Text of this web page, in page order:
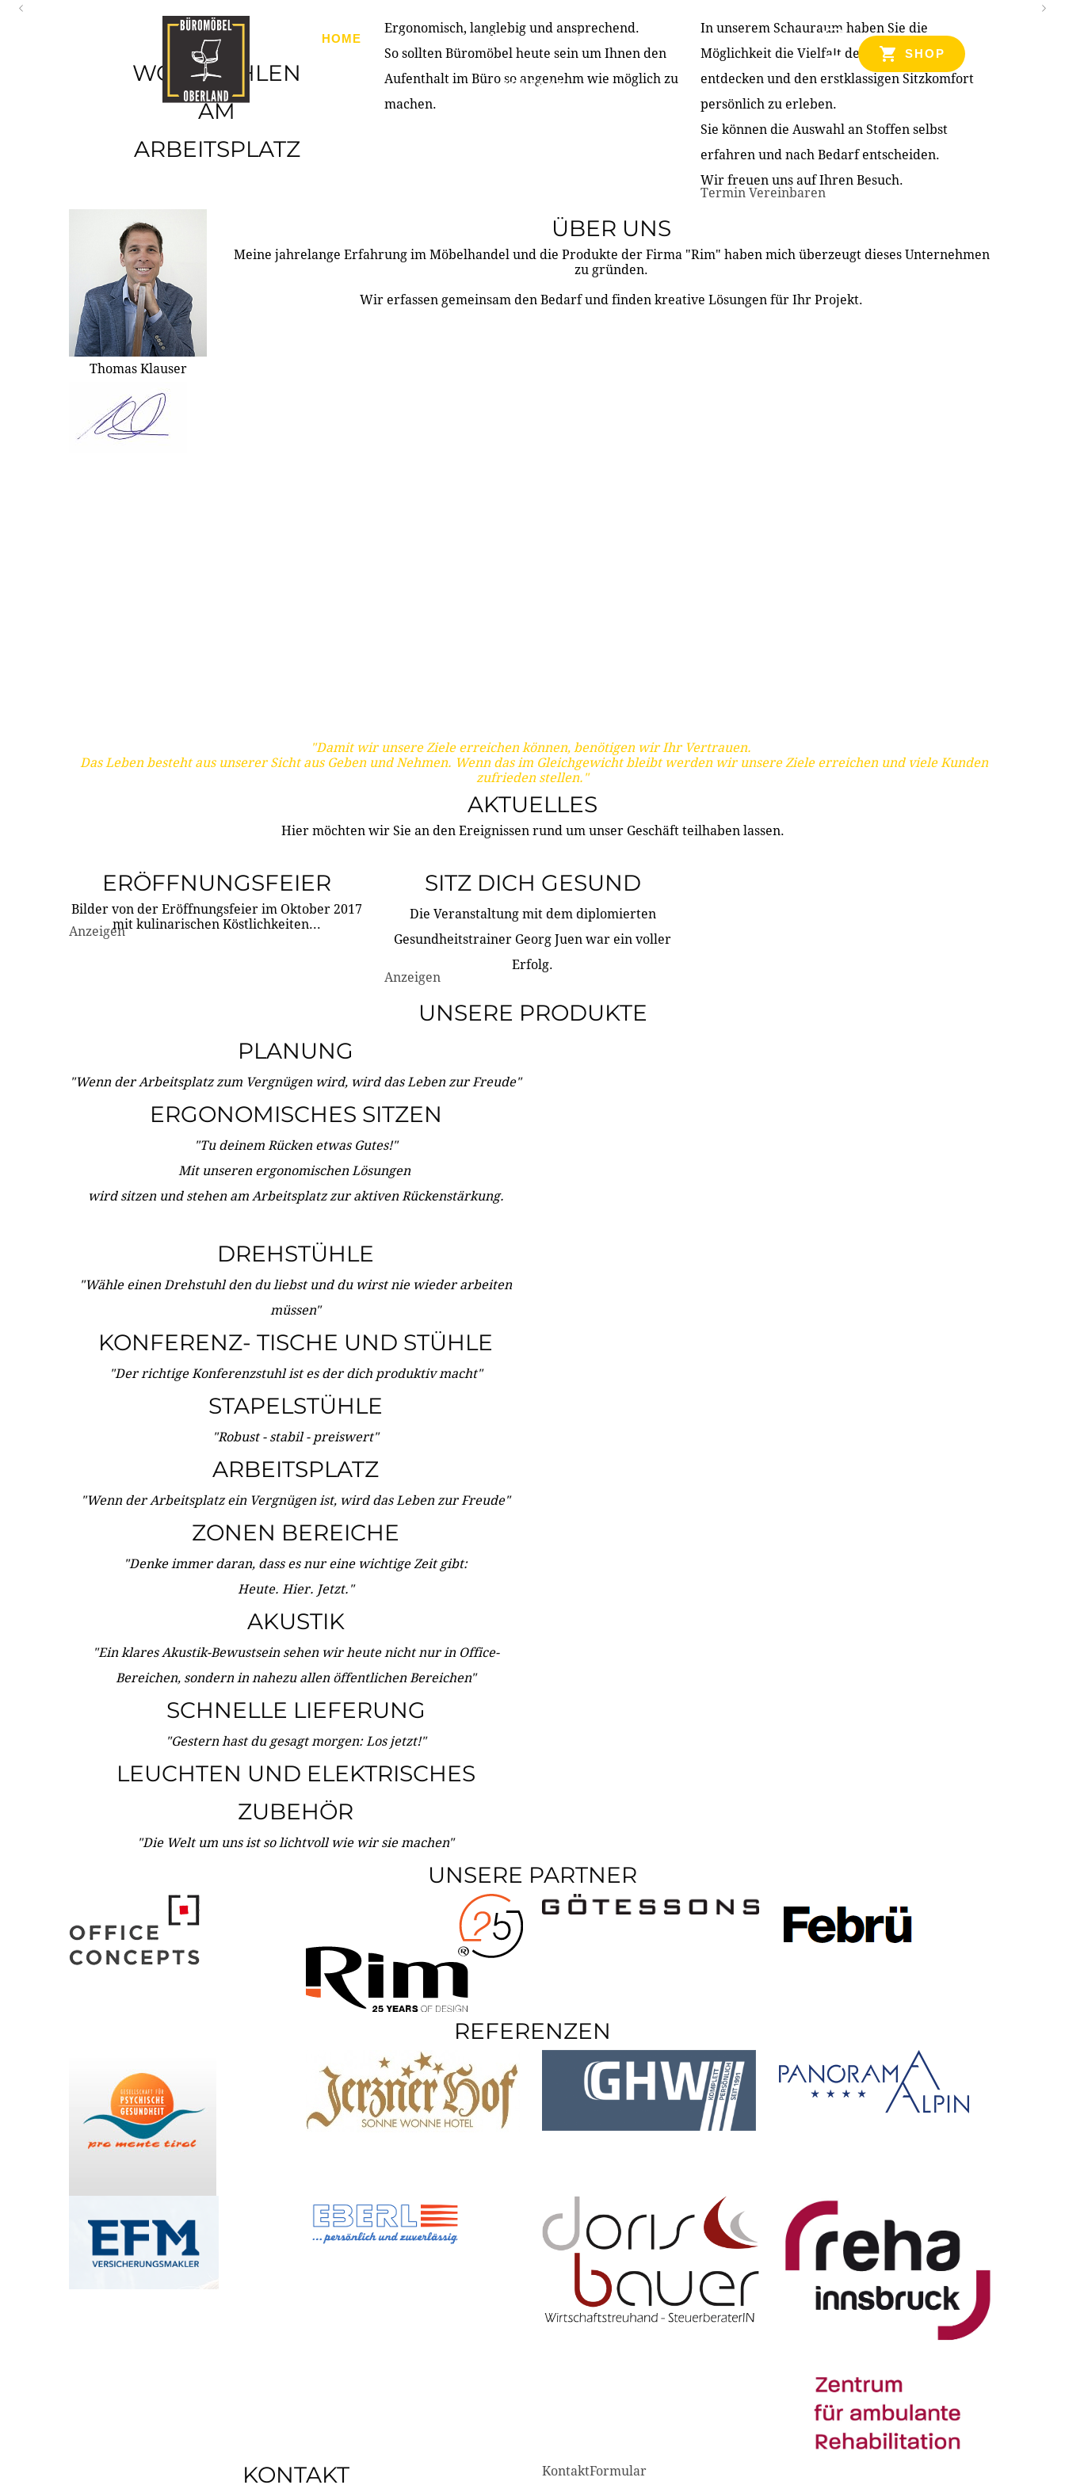
HOME PRODUKTE ÜBER UNS PARTNER & REFERENZEN
KONTAKT
SHOP
WOHLFÜHLEN
AM
ARBEITSPLATZ
Ergonomisch, langlebig und ansprechend.
So sollten Büromöbel heute sein um Ihnen den
Aufenthalt im Büro so angenehm wie möglich zu
machen.
In unserem Schauraum haben Sie die
Möglichkeit die Vielfalt der Produkte zu
entdecken und den erstklassigen Sitzkomfort
persönlich zu erleben.
Sie können die Auswahl an Stoffen selbst
erfahren und nach Bedarf entscheiden.
Wir freuen uns auf Ihren Besuch.
Termin Vereinbaren
Thomas Klauser
ÜBER UNS
Meine jahrelange Erfahrung im Möbelhandel und die Produkte der Firma "Rim" haben mich überzeugt dieses Unternehmen
zu gründen.
Wir erfassen gemeinsam den Bedarf und finden kreative Lösungen für Ihr Projekt.
"Damit wir unsere Ziele erreichen können, benötigen wir Ihr Vertrauen.
Das Leben besteht aus unserer Sicht aus Geben und Nehmen. Wenn das im Gleichgewicht bleibt werden wir unsere Ziele erreichen und viele Kunden
zufrieden stellen."
AKTUELLES
Hier möchten wir Sie an den Ereignissen rund um unser Geschäft teilhaben lassen.
ERÖFFNUNGSFEIER
Bilder von der Eröffnungsfeier im Oktober 2017
mit kulinarischen Köstlichkeiten...
Anzeigen
SITZ DICH GESUND
Die Veranstaltung mit dem diplomierten
Gesundheitstrainer Georg Juen war ein voller
Erfolg.
Anzeigen
UNSERE PRODUKTE
PLANUNG
"Wenn der Arbeitsplatz zum Vergnügen wird, wird das Leben zur Freude"
ERGONOMISCHES SITZEN
"Tu deinem Rücken etwas Gutes!"
Mit unseren ergonomischen Lösungen
wird sitzen und stehen am Arbeitsplatz zur aktiven Rückenstärkung.
DREHSTÜHLE
"Wähle einen Drehstuhl den du liebst und du wirst nie wieder arbeiten
müssen"
KONFERENZ- TISCHE UND STÜHLE
"Der richtige Konferenzstuhl ist es der dich produktiv macht"
STAPELSTÜHLE
"Robust - stabil - preiswert"
ARBEITSPLATZ
"Wenn der Arbeitsplatz ein Vergnügen ist, wird das Leben zur Freude"
ZONEN BEREICHE
"Denke immer daran, dass es nur eine wichtige Zeit gibt:
Heute. Hier. Jetzt."
AKUSTIK
"Ein klares Akustik-Bewustsein sehen wir heute nicht nur in Office-
Bereichen, sondern in nahezu allen öffentlichen Bereichen"
SCHNELLE LIEFERUNG
"Gestern hast du gesagt morgen: Los jetzt!"
LEUCHTEN UND ELEKTRISCHES
ZUBEHÖR
"Die Welt um uns ist so lichtvoll wie wir sie machen"
UNSERE PARTNER
REFERENZEN
KONTAKT KontaktFormular